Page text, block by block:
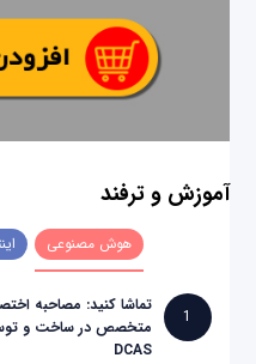
آموزش و ترفند
هوش مصنوعی
1
تماشا کنید: مصاحبه
متخصص در ساخت و
DCAS